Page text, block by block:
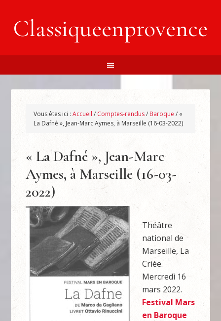
Classiqueenprovence
Vous êtes ici :Accueil / Comptes-rendus/ Baroque / «
La Dafné », Jean-Marc Aymes, à Marseille (16-03-2022)
« La Dafné », Jean-Marc
Aymes, à Marseille (16-03-
2022)
Théâtre
national de
Marseille, La
Criée.
Mercredi 16
mars 2022.
Festival Mars
en Baroque